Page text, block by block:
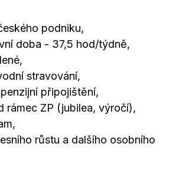
podniku,
doba - 37,5 hod/týdně,
stravování,
připojištění,
rámec ZP (jubilea, výročí),
růstu a dalšího osobního